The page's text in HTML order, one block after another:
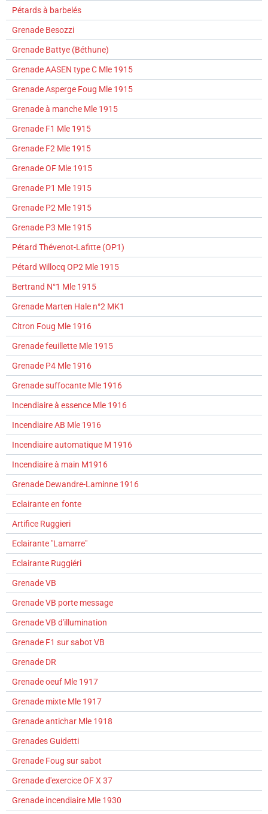
Pétards à barbelés
Grenade Besozzi
Grenade Battye (Béthune)
Grenade AASEN type C Mle 1915
Grenade Asperge Foug Mle 1915
Grenade à manche Mle 1915
Grenade F1 Mle 1915
Grenade F2 Mle 1915
Grenade OF Mle 1915
Grenade P1 Mle 1915
Grenade P2 Mle 1915
Grenade P3 Mle 1915
Pétard Thévenot-Lafitte (OP1)
Pétard Willocq OP2 Mle 1915
Bertrand N°1 Mle 1915
Grenade Marten Hale n°2 MK1
Citron Foug Mle 1916
Grenade feuillette Mle 1915
Grenade P4 Mle 1916
Grenade suffocante Mle 1916
Incendiaire à essence Mle 1916
Incendiaire AB Mle 1916
Incendiaire automatique M 1916
Incendiaire à main M1916
Grenade Dewandre-Laminne 1916
Eclairante en fonte
Artifice Ruggieri
Eclairante "Lamarre"
Eclairante Ruggiéri
Grenade VB
Grenade VB porte message
Grenade VB d'illumination
Grenade F1 sur sabot VB
Grenade DR
Grenade oeuf Mle 1917
Grenade mixte Mle 1917
Grenade antichar Mle 1918
Grenades Guidetti
Grenade Foug sur sabot
Grenade d'exercice OF X 37
Grenade incendiaire Mle 1930